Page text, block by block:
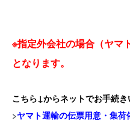
※指定外会社の場合（ヤマ
となります。
こちら↓からネットでお手続
>ヤマト運輸の伝票用意・集荷